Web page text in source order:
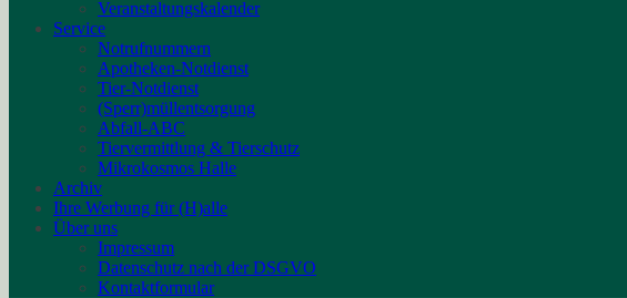
Veranstaltungskalender
Service
Notrufnummern
Apotheken-Notdienst
Tier-Notdienst
(Sperr)müllentsorgung
Abfall-ABC
Tiervermittlung & Tierschutz
Mikrokosmos Halle
Archiv
Ihre Werbung für (H)alle
Über uns
Impressum
Datenschutz nach der DSGVO
Kontaktformular